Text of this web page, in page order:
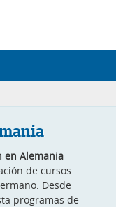
en Alemania
de cursos
Desde
programas de